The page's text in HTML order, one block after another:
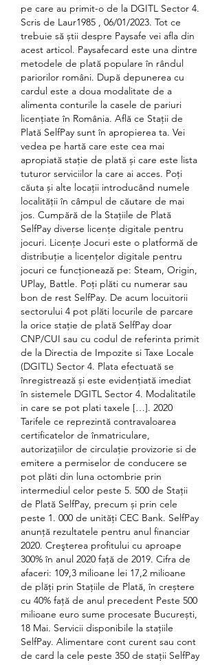
pe care au primit-o de la DGITL Sector 4.
Scris de Laur1985 , 06/01/2023. Tot ce
trebuie să știi despre Paysafe vei afla din
acest articol. Paysafecard este una dintre
metodele de plată populare în rândul
pariorilor români. După depunerea cu
cardul este a doua modalitate de a
alimenta conturile la casele de pariuri
licențiate în România. Află ce Stații de
Plată SelfPay sunt în apropierea ta. Vei
vedea pe hartă care este cea mai
apropiată stație de plată și care este lista
tuturor serviciilor la care ai acces. Poți
căuta și alte locații introducând numele
localității în câmpul de căutare de mai
jos. Cumpără de la Stațiile de Plată
SelfPay diverse licențe digitale pentru
jocuri. Licențe Jocuri este o platformă de
distribuţie a licenţelor digitale pentru
jocuri ce funcţionează pe: Steam, Origin,
UPlay, Battle. Poți plăti cu numerar sau
bon de rest SelfPay. De acum locuitorii
sectorului 4 pot plăti locurile de parcare
la orice stație de plată SelfPay doar
CNP/CUI sau cu codul de referinta primit
de la Directia de Impozite si Taxe Locale
(DGITL) Sector 4. Plata efectuată se
înregistrează și este evidențiată imediat
în sistemele DGITL Sector 4. Modalitatile
in care se pot plati taxele […]. 2020
Tarifele ce reprezintă contravaloarea
certificatelor de înmatriculare,
autorizațiilor de circulație provizorie si de
emitere a permiselor de conducere se
pot plăti din luna octombrie prin
intermediul celor peste 5. 500 de Stații
de Plată SelfPay, precum și prin cele
peste 1. 000 de unități CEC Bank. SelfPay
anunță rezultatele pentru anul financiar
2020. Creşterea profitului cu aproape
300% în anul 2020 față de 2019. Cifra de
afaceri: 109,3 milioane lei 17,2 milioane
de plăți prin Stațiile de Plată, în creștere
cu 40% față de anul precedent Peste 500
milioane euro sume procesate București,
18 Mai. Servicii disponibile la stațiile
SelfPay. Alimentare cont curent sau cont
de card la cele peste 350 de stații SelfPay